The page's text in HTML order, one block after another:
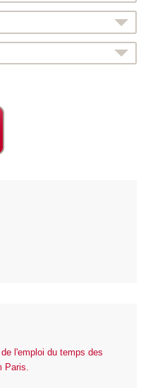
l'emploi du temps des
Paris.